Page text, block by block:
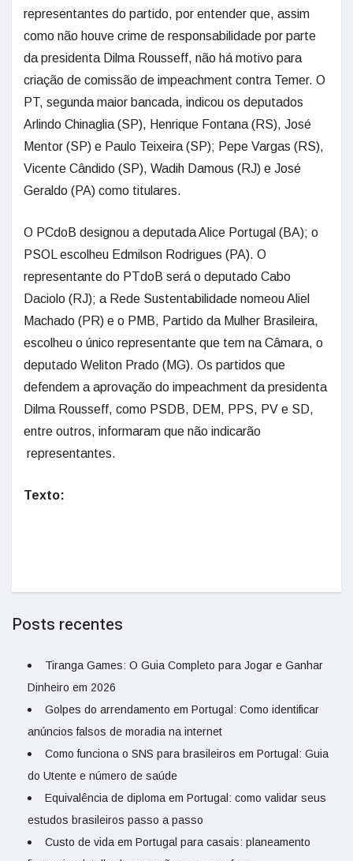
representantes do partido, por entender que, assim
como não houve crime de responsabilidade por parte
da presidenta Dilma Rousseff, não há motivo para
criação de comissão de impeachment contra Temer. O
PT, segunda maior bancada, indicou os deputados
Arlindo Chinaglia (SP), Henrique Fontana (RS), José
Mentor (SP) e Paulo Teixeira (SP); Pepe Vargas (RS),
Vicente Cândido (SP), Wadih Damous (RJ) e José
Geraldo (PA) como titulares.
O PCdoB designou a deputada Alice Portugal (BA); o
PSOL escolheu Edmilson Rodrigues (PA). O
representante do PTdoB será o deputado Cabo
Daciolo (RJ); a Rede Sustentabilidade nomeou Aliel
Machado (PR) e o PMB, Partido da Mulher Brasileira,
escolheu o único representante que tem na Câmara, o
deputado Weliton Prado (MG). Os partidos que
defendem a aprovação do impeachment da presidenta
Dilma Rousseff, como PSDB, DEM, PPS, PV e SD,
entre outros, informaram que não indicarão
representantes.
Texto:
Posts recentes
Tiranga Games: O Guia Completo para Jogar e Ganhar
Dinheiro em 2026
Golpes do arrendamento em Portugal: Como identificar
anúncios falsos de moradia na internet
Como funciona o SNS para brasileiros em Portugal: Guia
do Utente e número de saúde
Equivalência de diploma em Portugal: como validar seus
estudos brasileiros passo a passo
Custo de vida em Portugal para casais: planeamento